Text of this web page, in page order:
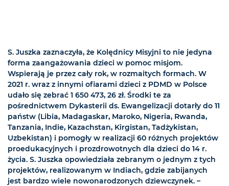
S. Juszka zaznaczyła, że Kolędnicy Misyjni to nie jedyna
forma zaangażowania dzieci w pomoc misjom.
Wspierają je przez cały rok, w rozmaitych formach. W
2021 r. wraz z innymi ofiarami dzieci z PDMD w Polsce
udało się zebrać 1 650 473, 26 zł. Środki te za
pośrednictwem Dykasterii ds. Ewangelizacji dotarły do 11
państw (Libia, Madagaskar, Maroko, Nigeria, Rwanda,
Tanzania, Indie, Kazachstan, Kirgistan, Tadżykistan,
Uzbekistan) i pomogły w realizacji 60 różnych projektów
proedukacyjnych i prozdrowotnych dla dzieci do 14 r.
życia. S. Juszka opowiedziała zebranym o jednym z tych
projektów, realizowanym w Indiach, gdzie zabijanych
jest bardzo wiele nowonarodzonych dziewczynek. –